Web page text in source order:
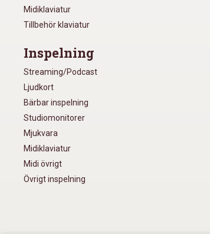
Midiklaviatur
Tillbehör klaviatur
Inspelning
Streaming/Podcast
Ljudkort
Bärbar inspelning
Studiomonitorer
Mjukvara
Midiklaviatur
Midi övrigt
Övrigt inspelning